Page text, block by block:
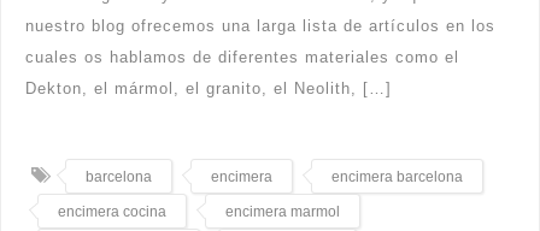
nuestro blog ofrecemos una larga lista de artículos en los
cuales os hablamos de diferentes materiales como el
Dekton, el mármol, el granito, el Neolith, […]
barcelona encimera encimera barcelona
encimera cocina encimera marmol